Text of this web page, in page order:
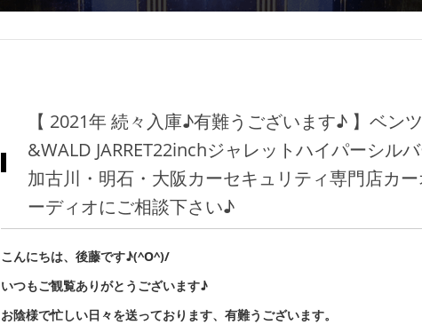
【 2021年 続々入庫♪有難うございます♪ 】ベン
&WALD JARRET22inchジャレットハイパーシル
加古川・明石・大阪カーセキュリティ専門店カ
ーディオにご相談下さい♪
こんにちは、後藤です♪(^O^)/
いつもご観覧ありがとうございます♪
お陰様で忙しい日々を送っております、有難うございます。